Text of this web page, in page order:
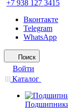
+7 938 127 3415
Вконтакте
Telegram
WhatsApp
Поиск
Войти
Каталог